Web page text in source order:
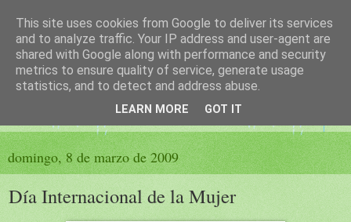
El sueño de las palabras
PÁGINA LITERARIA DE FELISA MORENO
domingo, 8 de marzo de 2009
Día Internacional de la Mujer
This site uses cookies from Google to deliver its services
and to analyze traffic. Your IP address and user-agent are
shared with Google along with performance and security
metrics to ensure quality of service, generate usage
statistics, and to detect and address abuse.
LEARN MORE GOT IT